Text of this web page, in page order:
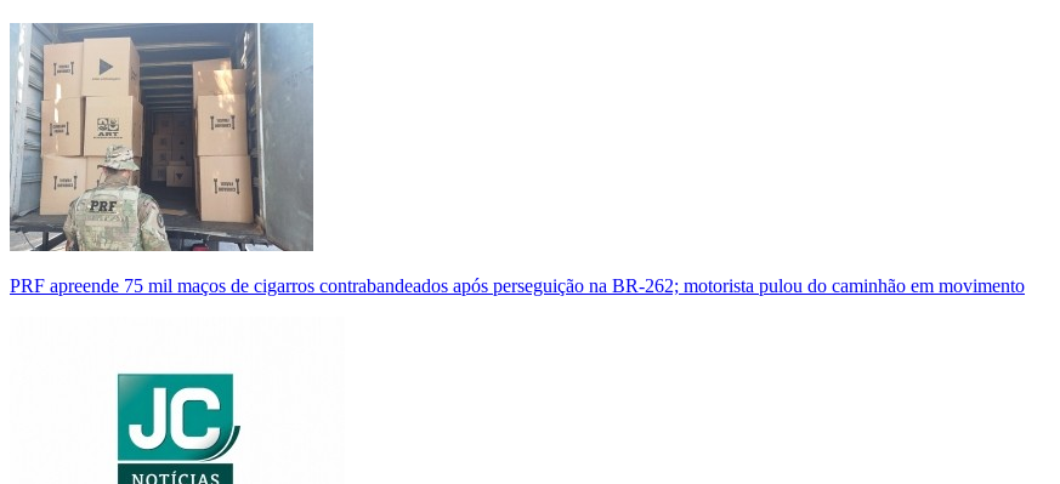
PRF apreende 75 mil maços de cigarros contrabandeados após perseguição na BR-262; motorista pulou do caminhão em movimento